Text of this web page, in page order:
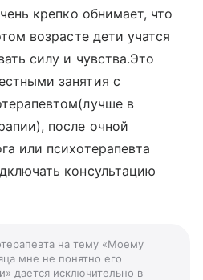
крепко обнимает, что
возрасте дети учатся
силу и чувства.Это
занятия с
в
после очной
или психотерапевта
консультацию
на тему «Моему
мне не понятно его
дается исключительно в